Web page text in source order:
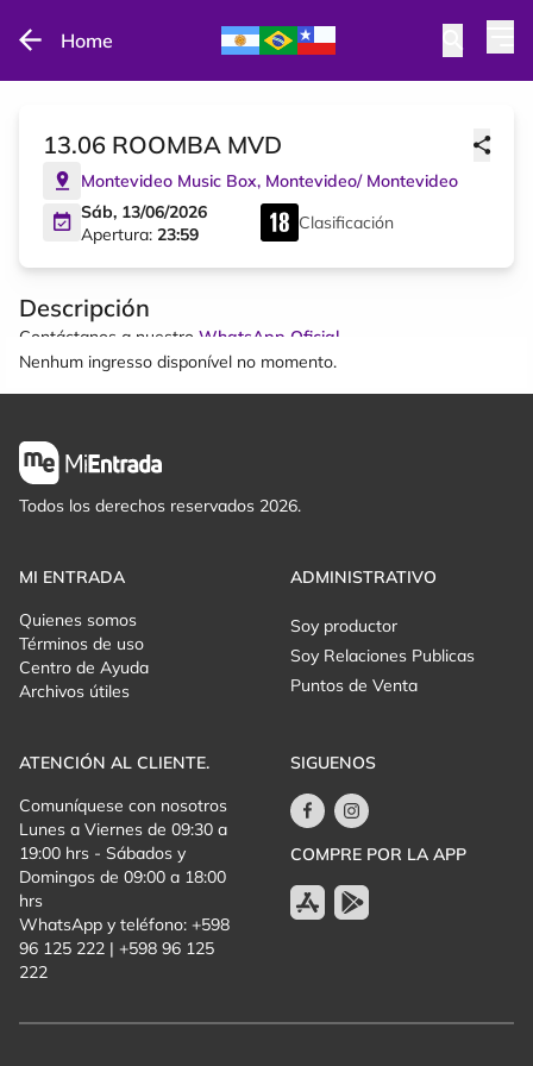
Home
13.06 ROOMBA MVD
Montevideo Music Box, Montevideo/ Montevideo
Sáb, 13/06/2026
Apertura: 23:59
Clasificación
Descripción
Contáctanos a nuestro WhatsApp Oficial
Nenhum ingresso disponível no momento.
Todos los derechos reservados 2026.
MI ENTRADA
Quienes somos
Términos de uso
Centro de Ayuda
Archivos útiles
ADMINISTRATIVO
Soy productor
Soy Relaciones Publicas
Puntos de Venta
ATENCIÓN AL CLIENTE.
Comuníquese con nosotros
Lunes a Viernes de 09:30 a
19:00 hrs - Sábados y
Domingos de 09:00 a 18:00
hrs
WhatsApp y teléfono: +598
96 125 222 | +598 96 125
222
SIGUENOS
COMPRE POR LA APP